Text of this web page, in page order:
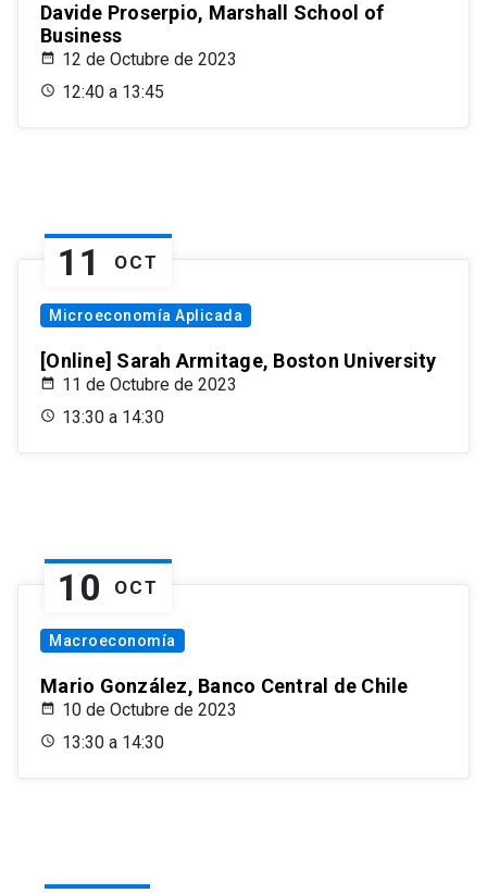
Davide Proserpio, Marshall School of
Business
12 de Octubre de 2023
12:40 a 13:45
11 OCT
Microeconomía Aplicada
[Online] Sarah Armitage, Boston University
11 de Octubre de 2023
13:30 a 14:30
10 OCT
Macroeconomía
Mario González, Banco Central de Chile
10 de Octubre de 2023
13:30 a 14:30